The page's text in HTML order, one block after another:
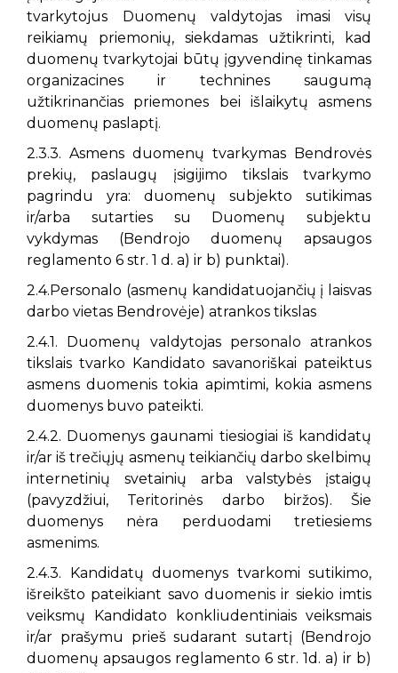
tvarkytojus Duomenų valdytojas imasi visų
reikiamų priemonių, siekdamas užtikrinti, kad
duomenų tvarkytojai būtų įgyvendinę tinkamas
organizacines ir technines saugumą
užtikrinančias priemones bei išlaikytų asmens
duomenų paslaptį.
2.3.3. Asmens duomenų tvarkymas Bendrovės
prekių, paslaugų įsigijimo tikslais tvarkymo
pagrindu yra: duomenų subjekto sutikimas
ir/arba sutarties su Duomenų subjektu
vykdymas (Bendrojo duomenų apsaugos
reglamento 6 str. 1 d. a) ir b) punktai).
2.4.Personalo (asmenų kandidatuojančių į laisvas
darbo vietas Bendrovėje) atrankos tikslas
2.4.1. Duomenų valdytojas personalo atrankos
tikslais tvarko Kandidato savanoriškai pateiktus
asmens duomenis tokia apimtimi, kokia asmens
duomenys buvo pateikti.
2.4.2. Duomenys gaunami tiesiogiai iš kandidatų
ir/ar iš trečiųjų asmenų teikiančių darbo skelbimų
internetinių svetainių arba valstybės įstaigų
(pavyzdžiui, Teritorinės darbo biržos). Šie
duomenys nėra perduodami tretiesiems
asmenims.
2.4.3. Kandidatų duomenys tvarkomi sutikimo,
išreikšto pateikiant savo duomenis ir siekio imtis
veiksmų Kandidato konkliudentiniais veiksmais
ir/ar prašymu prieš sudarant sutartį (Bendrojo
duomenų apsaugos reglamento 6 str. 1d. a) ir b)